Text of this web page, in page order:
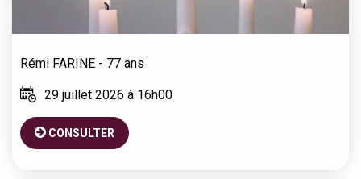
Rémi FARINE - 77 ans
29 juillet 2026 à 16h00
CONSULTER